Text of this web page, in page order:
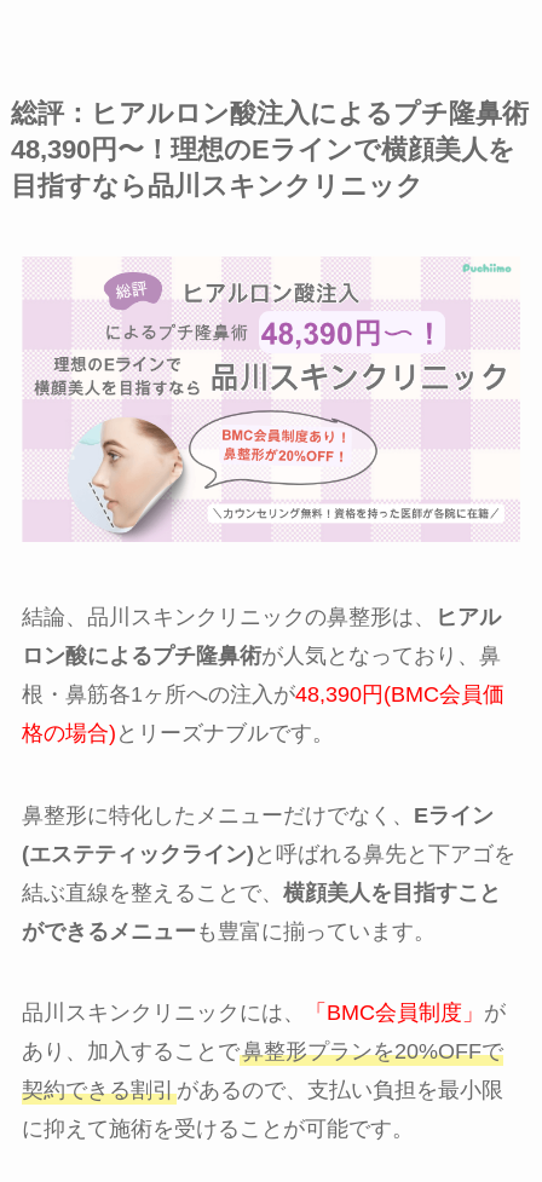
総評：ヒアルロン酸注入によるプチ隆鼻術
48,390円〜！理想のEラインで横顔美人を
目指すなら品川スキンクリニック
結論、品川スキンクリニックの鼻整形は、
ヒアル
ロン酸によるプチ隆鼻術が人気となっており、鼻
根・鼻筋各1ヶ所への注入が48,390円(BMC会員価
格の場合) とリーズナブルです。
鼻整形に特化したメニューだけでなく、 Eライン
(エステティックライン) と呼ばれる鼻先と下アゴを
結ぶ直線を整えることで、 横顔美人を目指すこと
ができるメニュー も豊富に揃っています。
品川スキンクリニックには、 「BMC会員制度」 が
あり、加入することで鼻整形プランを20%OFFで
契約できる割引があるので、支払い負担を最小限
に抑えて施術を受けることが可能です。